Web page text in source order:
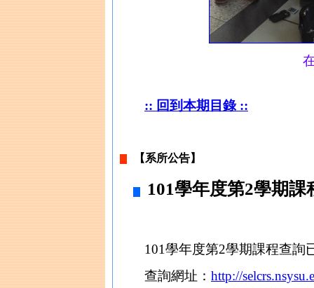
:: 回到本期目錄 ::
【系所公告】
101學年度第2學期
101學年度第2學期課程查詢
查詢網址： http://